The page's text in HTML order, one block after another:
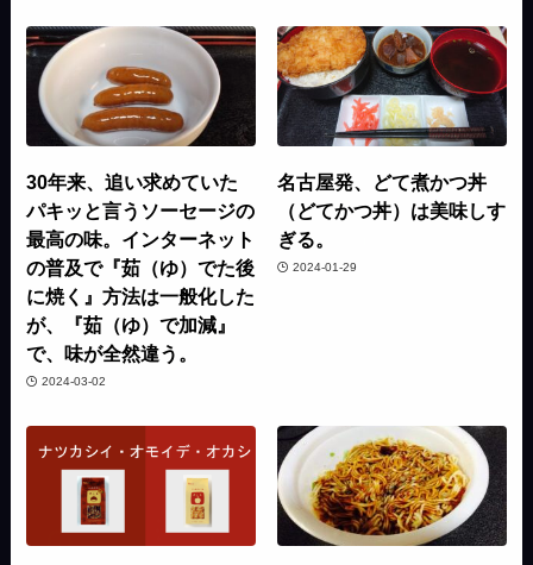
30年来、追い求めていた
パキッと言うソーセージの
最高の味。インターネット
の普及で『茹（ゆ）でた後
に焼く』方法は一般化した
が、『茹（ゆ）で加減』
で、味が全然違う。
2024-03-02
名古屋発、どて煮かつ丼
（どてかつ丼）は美味しす
ぎる。
2024-01-29